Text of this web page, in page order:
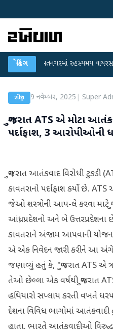
બ્રેકિંગ
હિંમતનગરમાં રહસ્યમય વાયરસ કે
રાષ્ટ્રીય 9 નવેમ્બર, 2025 Super
ગુજરાત ATS એ મોટા
પર્દાફાશ, 3 આરોપીઓની
ગુજરાત આતંકવાદ વિરોધી ટુકડી
કાવતરાનો પર્દાફાશ કર્યો છે.
જેઓ શસ્ત્રોની આપ-લે કરવા માટે
આંધ્રપ્રદેશનો અને બે
કાવતરાને અંજામ આપવાની
એ એક નિવેદન જારી કરીને આ
જણાવ્યું હતું કે, "ગુજરાત ATS એ
તેઓ છેલ્લા એક વર્ષથી ગુજરાત
હથિયારો સપ્લાય કરતી વખતે
દેશના વિવિધ ભાગોમાં આતંકવાદી